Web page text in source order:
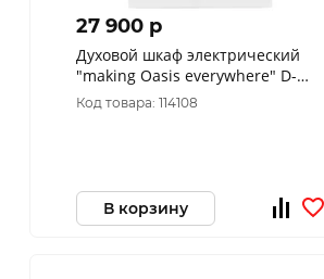
27 900 p
Духовой шкаф электрический
"making Oasis everywhere" D-
45SW6
Код товара: 114108
В корзину